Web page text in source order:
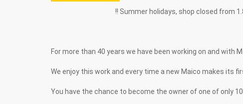
!! Summer holidays, shop closed from
For more than 40 years we have been working on and
We enjoy this work and every time a new Maico makes its
You have the chance to become the owner of one of only 10